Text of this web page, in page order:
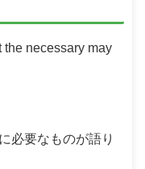
the necessary may
必要なものが語り